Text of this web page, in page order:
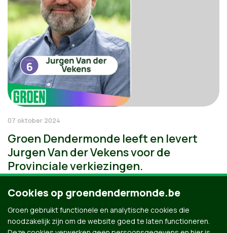
07 oktober 2024
Groen Dendermonde leeft en levert
Jurgen Van der Vekens voor de
Provinciale verkiezingen.
Cookies op groendendermonde.be
Groen gebruikt functionele en analytische cookies die
noodzakelijk zijn om de website goed te laten functioneren.